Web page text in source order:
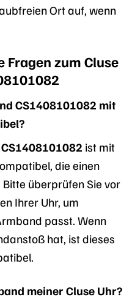
Ort auf, wenn
Fragen zum Cluse
CS1408101082 mit
ist mit
die einen
überprüfen Sie vor
Ihrer Uhr, um
passt. Wenn
hat, ist dieses
meiner Cluse Uhr?